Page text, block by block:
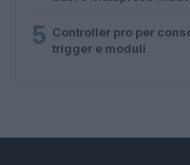
5 Controller pro per
trigger e moduli